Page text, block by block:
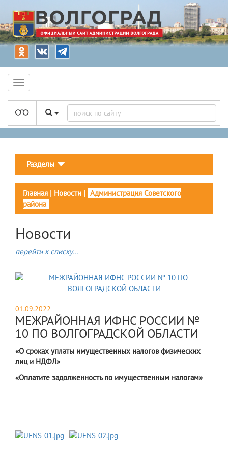
Разделы
Главная | Новости | Администрация Советского
района
Новости
перейти к списку...
01.09.2022
МЕЖРАЙОННАЯ ИФНС РОССИИ №
10 ПО ВОЛГОГРАДСКОЙ ОБЛАСТИ
«О сроках уплаты имущественных налогов физических
лиц и НДФЛ»
«Оплатите задолженность по имущественным налогам»